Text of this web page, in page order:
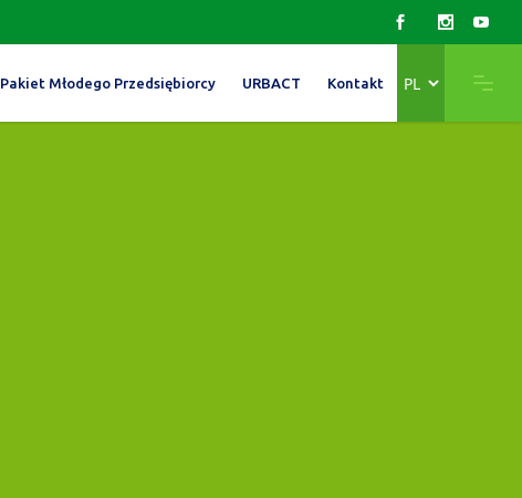
Pakiet Młodego Przedsiębiorcy URBACT Kontakt
język